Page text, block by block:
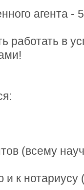
агента -
работать в
(всему
и к нотариусу